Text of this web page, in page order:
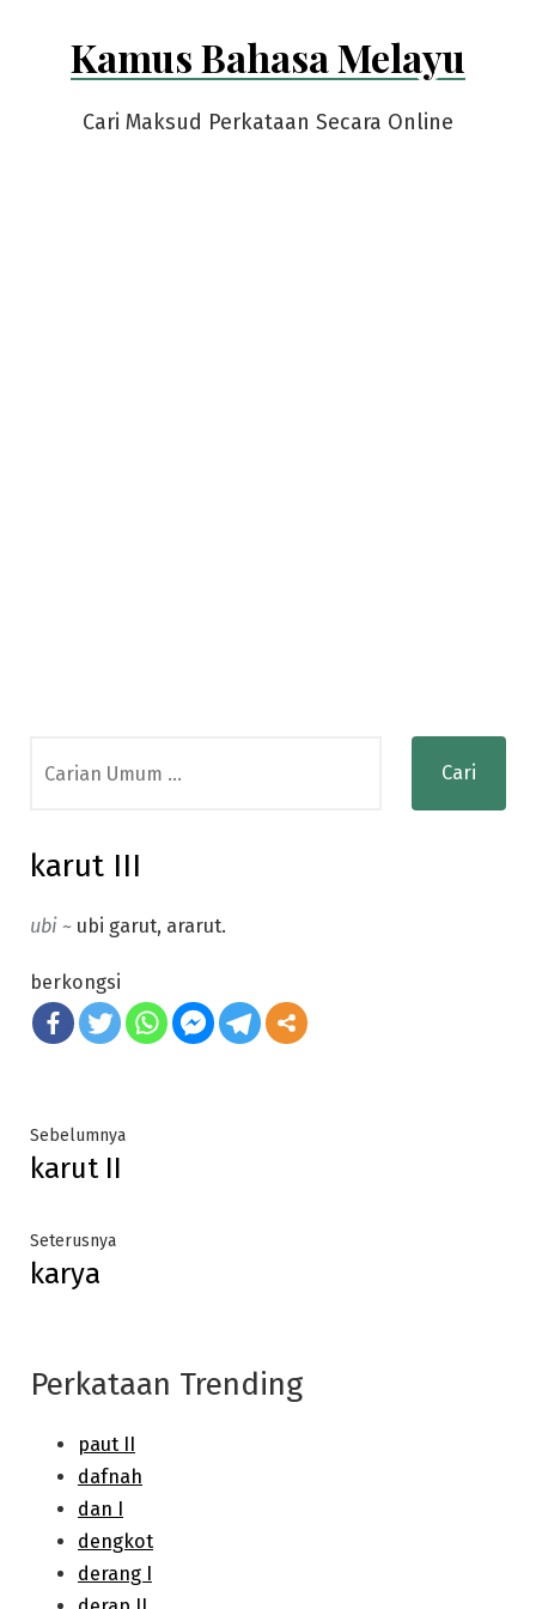
Kamus Bahasa Melayu
Cari Maksud Perkataan Secara Online
for:
karut III
ubi ~ ubi garut, ararut.
berkongsi
Post
navigation
SebelumnyaPrevious
karut II
SeterusnyaNext
karya
Perkataan Trending